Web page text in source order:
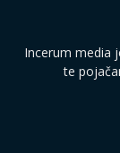
Incerum media
te